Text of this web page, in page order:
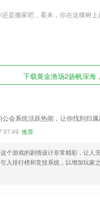
是搬家吧，看来，你在这棵树上
下载黄金渔场2扬帆深海
会系统活跃热闹，让你找到归属
07:49 推荐
这个游戏的剧情设计非常精彩，让人
引入排行榜和竞技系统，以增加玩家